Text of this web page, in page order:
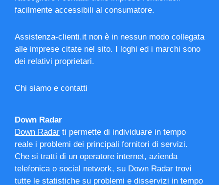
facilmente accessibili al consumatore.
Assistenza-clienti.it non è in nessun modo collegata
alle imprese citate nel sito. I loghi ed i marchi sono
dei relativi proprietari.
Chi siamo e contatti
Down Radar
Down Radar ti permette di individuare in tempo
reale i problemi dei principali fornitori di servizi.
Che si tratti di un operatore internet, azienda
telefonica o social network, su Down Radar trovi
tutte le statistiche su problemi e disservizi in tempo